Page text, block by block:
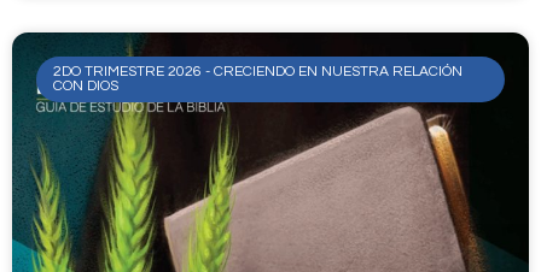
2DO TRIMESTRE 2026 - CRECIENDO EN NUESTRA RELACIÓN
CON DIOS